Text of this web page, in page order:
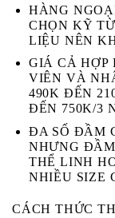
HÀNG
CHỌN KỸ
LIỆU NÊN
GIÁ CẢ HỢP
VIÊN VÀ
490K ĐẾN
ĐẾN 750K/3
ĐA SỐ ĐẦM
NHƯNG
THỂ LINH
NHIỀU SIZE
CÁCH THỨC